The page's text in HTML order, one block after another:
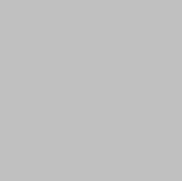
00:03:44: und dass wir
das jeweilige Team ist
00:03:55: Themen die
weitesten Sinne zu tun